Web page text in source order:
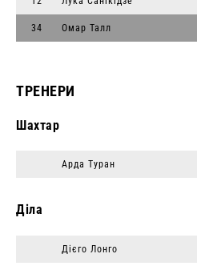
34 Омар Талл
ТРЕНЕРИ
Шахтар
Арда Туран
Діла
Дієго Лонго